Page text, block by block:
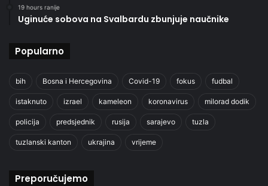
19 hours ranije
Uginuće sobova na Svalbardu zbunjuje naučnike
Popularno
bih Bosna i Hercegovina Covid-19 fokus fudbal
istaknuto izrael kameleon koronavirus milorad dodik
policija predsjednik rusija sarajevo tuzla
tuzlanski kanton ukrajina vrijeme
Preporučujemo